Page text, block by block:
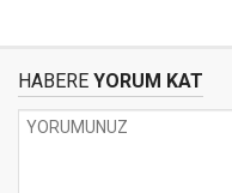
HABERE YORUM KAT